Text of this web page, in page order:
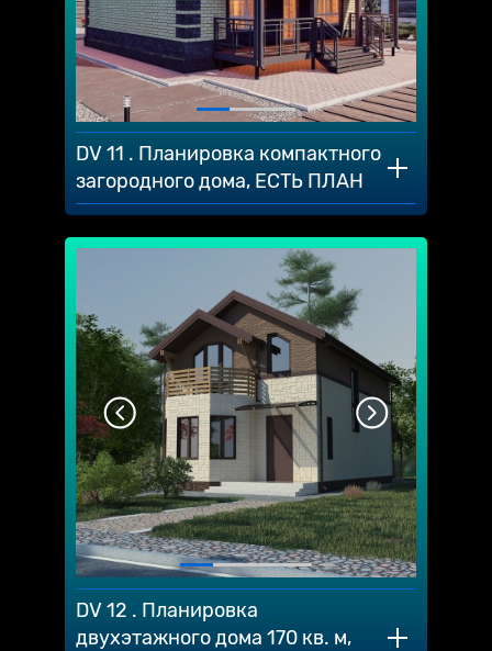
DV 11 . Планировка компактного
загородного дома, ЕСТЬ ПЛАН
DV 12 . Планировка
двухэтажного дома 170 кв. м,